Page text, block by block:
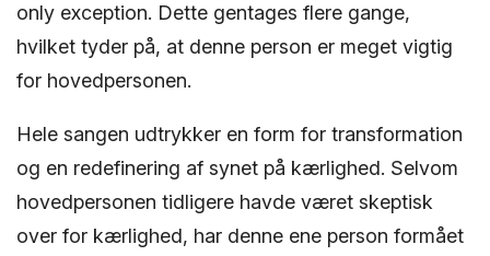
only exception. Dette gentages flere gange,
hvilket tyder på, at denne person er meget vigtig
for hovedpersonen.
Hele sangen udtrykker en form for transformation
og en redefinering af synet på kærlighed. Selvom
hovedpersonen tidligere havde været skeptisk
over for kærlighed, har denne ene person formået